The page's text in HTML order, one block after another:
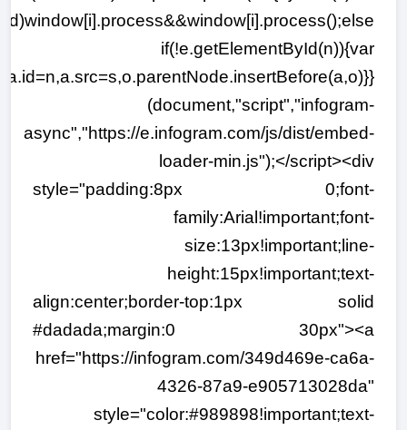
if(!e.getElementById(n)){var
(document,"script","infogram-
async","https://e.infogram.com/js/dist/embed-
loader-min.js");</script><div
style="padding:8px 0;font-
family:Arial!important;font-
size:13px!important;line-
height:15px!important;text-
align:center;border-top:1px solid
#dadada;margin:0 30px"><a
href="https://infogram.com/349d469e-ca6a-
4326-87a9-e905713028da"
style="color:#989898!important;text-